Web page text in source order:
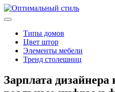
Типы домов
Цвет штор
Элементы мебели
Тренд столешниц
Зарплата дизайнера